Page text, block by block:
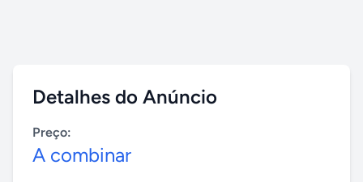
Detalhes do Anúncio
Preço:
A combinar